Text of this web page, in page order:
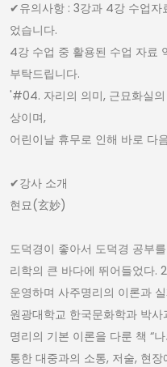
✔︎유의사항 : 3강과 4강 수업자
었습니다.
4강 수업 중 활용된 수업 자료
부탁드립니다.
'#04. 자리의 의미, 근묘화실
상이며,
어린이날 휴무로 인해 바로 다
✔︎강사 소개
현묘(玄妙)
도덕경이 좋아서 도덕경 공부
리학의 큰 바다에 뛰어들었다.
운영하며 사주명리의 이론과
원광대학교 한국문화학과 박
명리의 기본 이론을 다룬 책 “
통한 대중과의 소통, 저술, 현